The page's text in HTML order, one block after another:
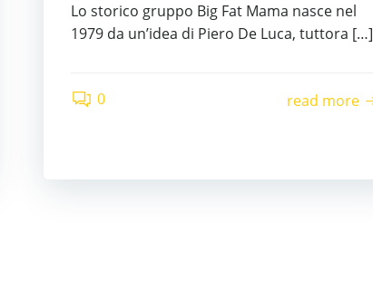
Lo storico gruppo Big Fat Mama nasce nel
1979 da un’idea di Piero De Luca, tuttora […]
0 read more